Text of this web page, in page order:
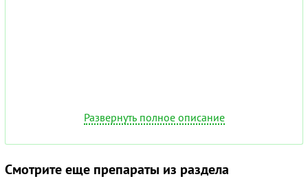
Развернуть полное описание
Смотрите еще препараты из раздела